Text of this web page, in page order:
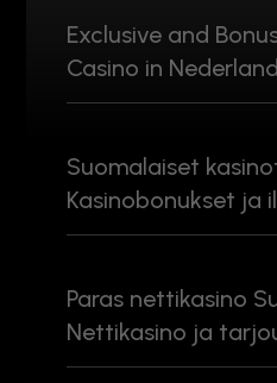
Exclusive and
Casino in Nederland
Suomalaiset
Kasinobonukset ja
Paras nettikasino
Nettikasino ja